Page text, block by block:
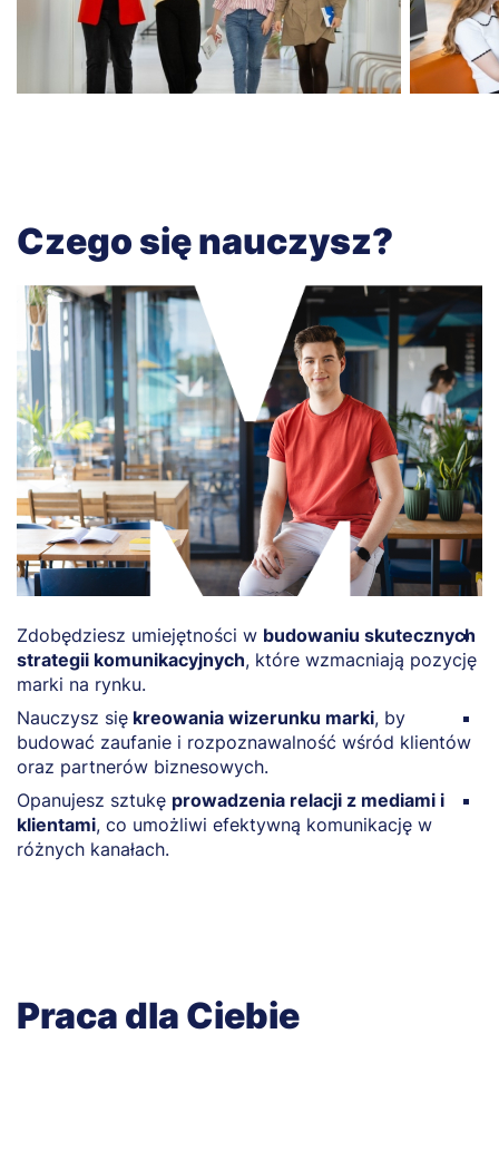
Czego się nauczysz?
Zdobędziesz umiejętności w budowaniu skutecznych
strategii komunikacyjnych, które wzmacniają pozycję
marki na rynku.
Nauczysz się kreowania wizerunku marki, by
budować zaufanie i rozpoznawalność wśród klientów
oraz partnerów biznesowych.
Opanujesz sztukę prowadzenia relacji z mediami i
klientami, co umożliwi efektywną komunikację w
różnych kanałach.
Praca dla Ciebie